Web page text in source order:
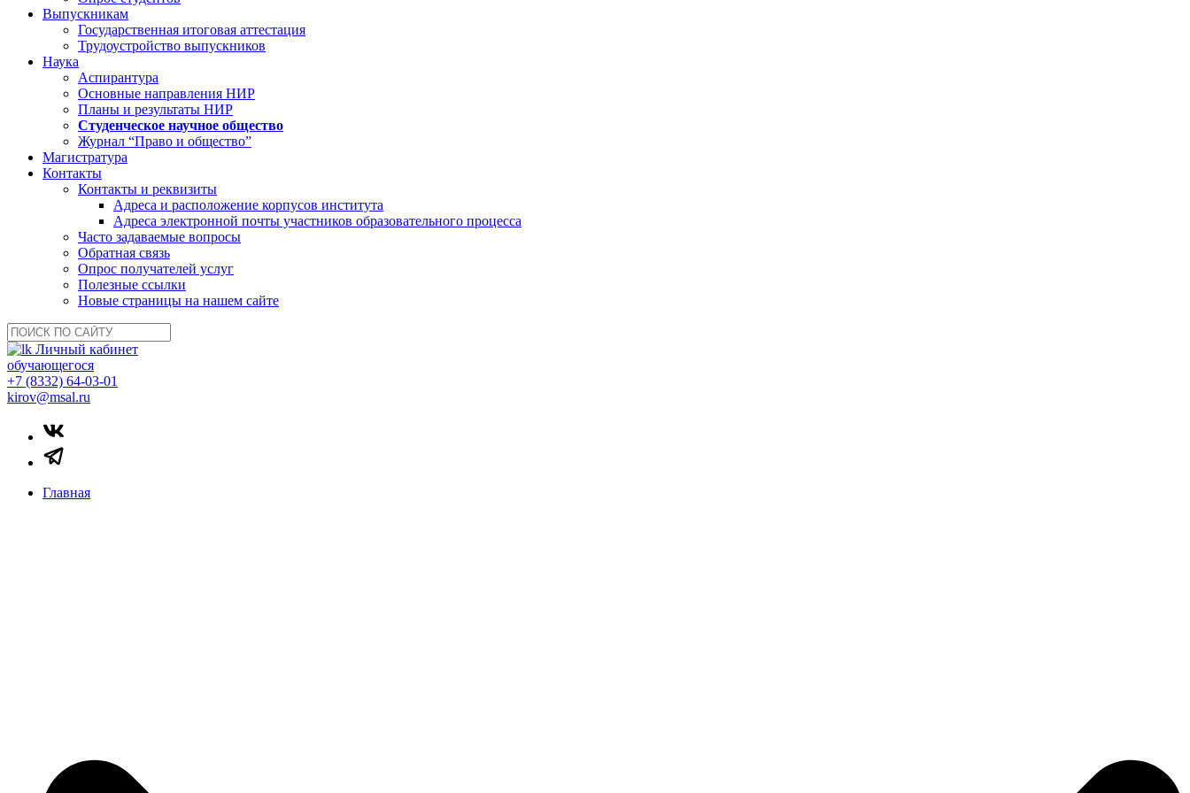
Выпускникам
Государственная итоговая аттестация
Трудоустройство выпускников
Наука
Аспирантура
Основные направления НИР
Планы и результаты НИР
Студенческое научное общество
Журнал “Право и общество”
Магистратура
Контакты
Контакты и реквизиты
Адреса и расположение корпусов института
Адреса электронной почты участников образовательного процесса
Часто задаваемые вопросы
Обратная связь
Опрос получателей услуг
Полезные ссылки
Новые страницы на нашем сайте
Личный кабинет
обучающегося
+7 (8332) 64-03-01
kirov@msal.ru
Главная